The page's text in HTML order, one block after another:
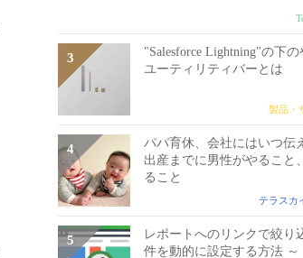
"Salesforce Lightning"の下の
ユーティリティバーとは
製品・
パパ育休、会社にはいつ伝
出産までに男性がやること
ること
テラスカ
レポートへのリンクで絞り
件を動的に設定する方法 ～